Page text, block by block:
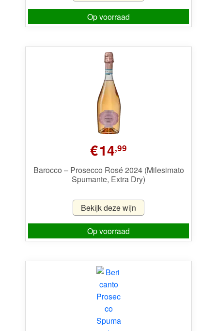
Op voorraad
€14,99
Barocco – Prosecco Rosé 2024 (Milesimato
Spumante, Extra Dry)
Bekijk deze wijn
Op voorraad